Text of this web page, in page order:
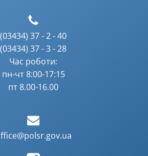
(03434) 37 - 2 - 40
(03434) 37 - 3 - 28
Час роботи:
пн-чт 8:00-17:15
пт 8.00-16.00